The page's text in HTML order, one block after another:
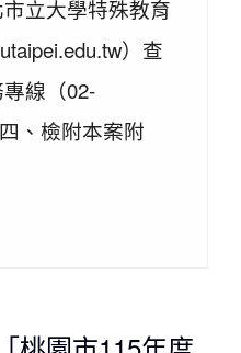
立大學特殊教育
）查
線（02-
、檢附本案附